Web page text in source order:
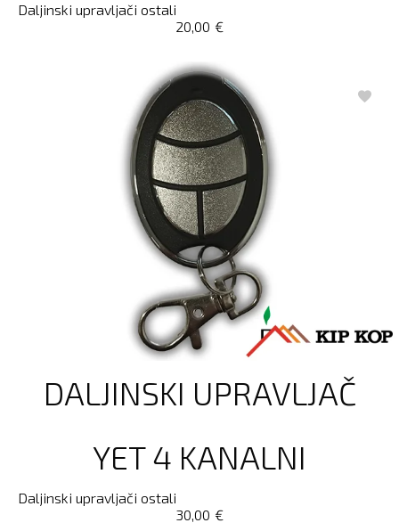
Daljinski upravljači ostali
€
20,00
DALJINSKI UPRAVLJAČ
YET 4 KANALNI
Daljinski upravljači ostali
€
30,00